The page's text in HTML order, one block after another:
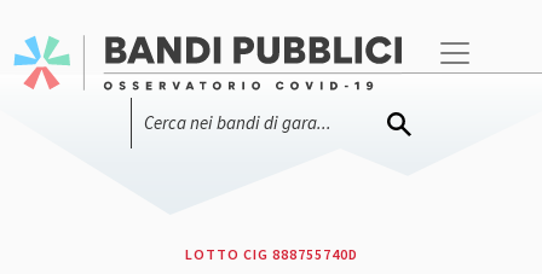
LOTTO CIG 888755740D